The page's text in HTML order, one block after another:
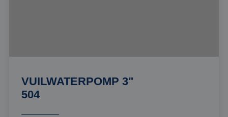
VUILWATERPOMP 3"
504